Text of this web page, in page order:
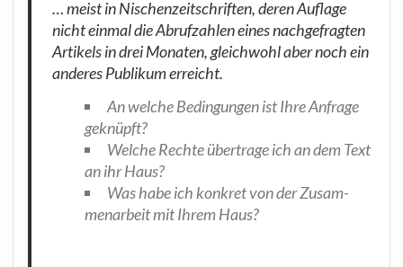
… meist in Nischen­zeit­schrif­ten, deren Auf­la­ge
nicht ein­mal dieAbruf­zah­len eines nach­ge­frag­ten
Arti­kels in drei Mona­ten, gleich­wohlaber noch ein
ande­res Publi­kum erreicht.
An wel­che Bedin­gun­gen ist Ihre Anfra­ge
geknüpft?
Wel­che Rech­te über­tra­ge ich an dem Text
an ihr Haus?
Was habe ich kon­kret von der Zusam­
men­ar­beit mit Ihrem Haus?